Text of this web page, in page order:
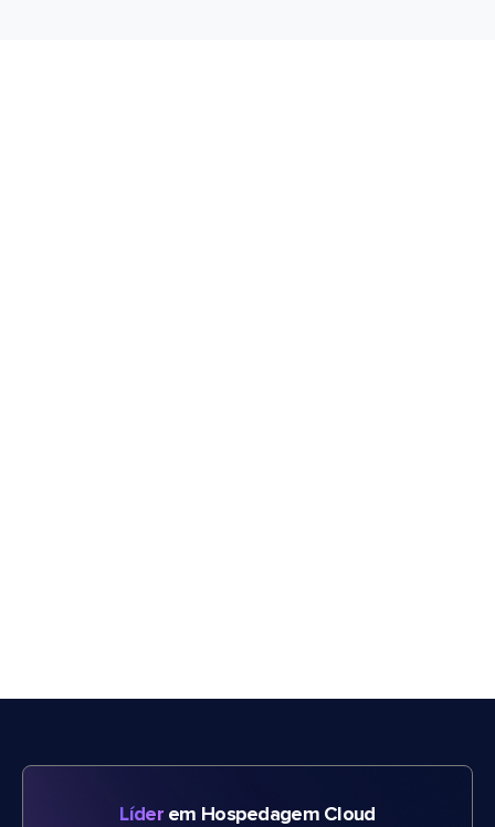
Líderem Hospedagem Cloud